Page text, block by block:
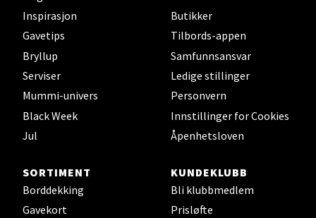
Inspirasjon
Gavetips
Bryllup
Serviser
Mummi-univers
Black Week
Jul
Butikker
Tilbords-appen
Samfunnsansvar
Ledige stillinger
Personvern
Innstillinger for Cookies
Åpenhetsloven
SORTIMENT
Borddekking
Gavekort
KUNDEKLUBB
Bli klubbmedlem
Prisløfte
Jupiterveien 2, 4340 Bryne
Åpent i dag 10-20
0 i butikk
Velg
Stavanger og Sandnes - Thon
Senter Madla